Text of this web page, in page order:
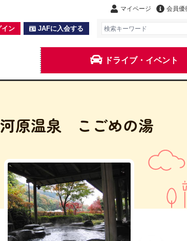
マイページ 会員優
イン JAFに入会する
ドライブ・イベント
原温泉 こごめの湯